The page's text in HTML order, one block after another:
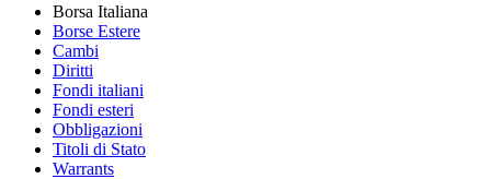
Borsa Italiana
Borse Estere
Cambi
Diritti
Fondi italiani
Fondi esteri
Obbligazioni
Titoli di Stato
Warrants